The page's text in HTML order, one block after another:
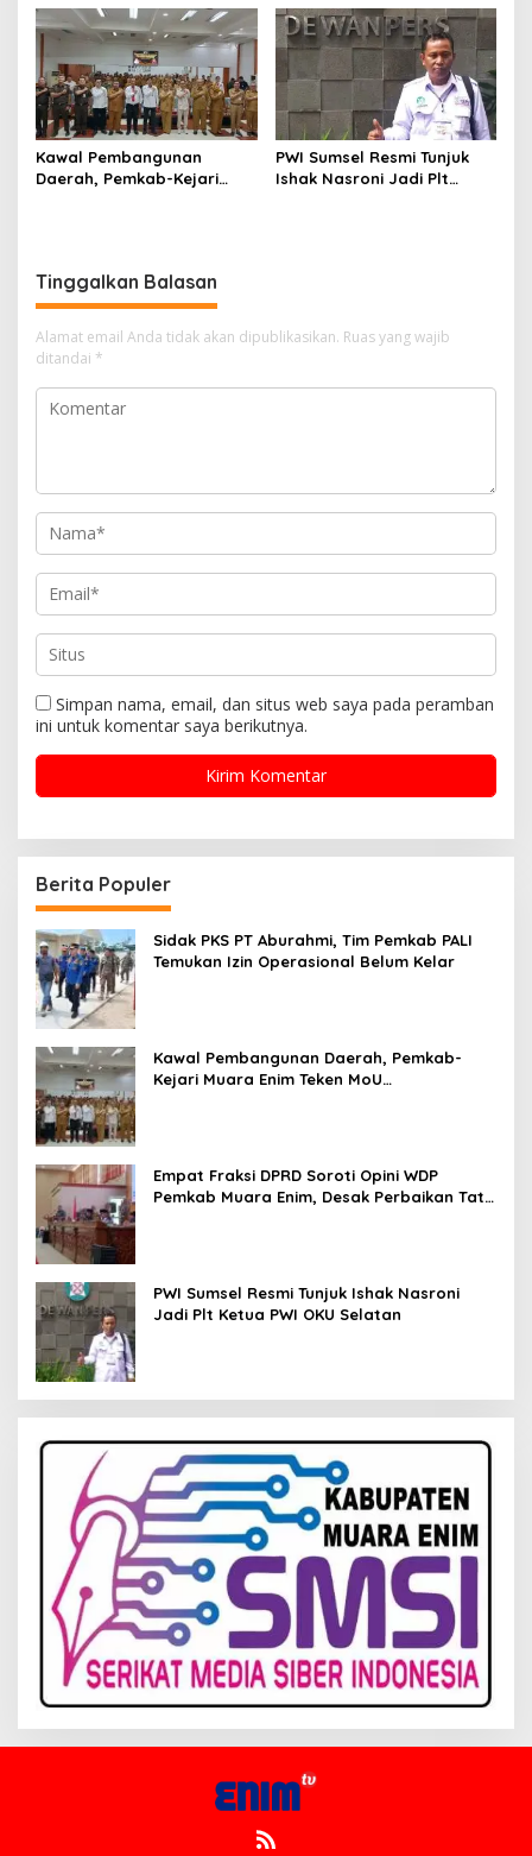
Kelola Keuangan
Kawal Pembangunan
Daerah, Pemkab-Kejari
PWI Sumsel Resmi Tunjuk
Ishak Nasroni Jadi Plt
Tinggalkan Balasan
Alamat email Anda tidak akan dipublikasikan. Ruas yang wajib
ditandai *
Simpan nama, email, dan situs web saya pada peramban
ini untuk komentar saya berikutnya.
Berita Populer
Sidak PKS PT Aburahmi, Tim Pemkab PALI
Temukan Izin Operasional Belum Kelar
Kawal Pembangunan Daerah, Pemkab-
Kejari Muara Enim Teken MoU
Empat Fraksi DPRD Soroti Opini WDP
Pemkab Muara Enim, Desak Perbaikan Tata
PWI Sumsel Resmi Tunjuk Ishak Nasroni
Jadi Plt Ketua PWI OKU Selatan